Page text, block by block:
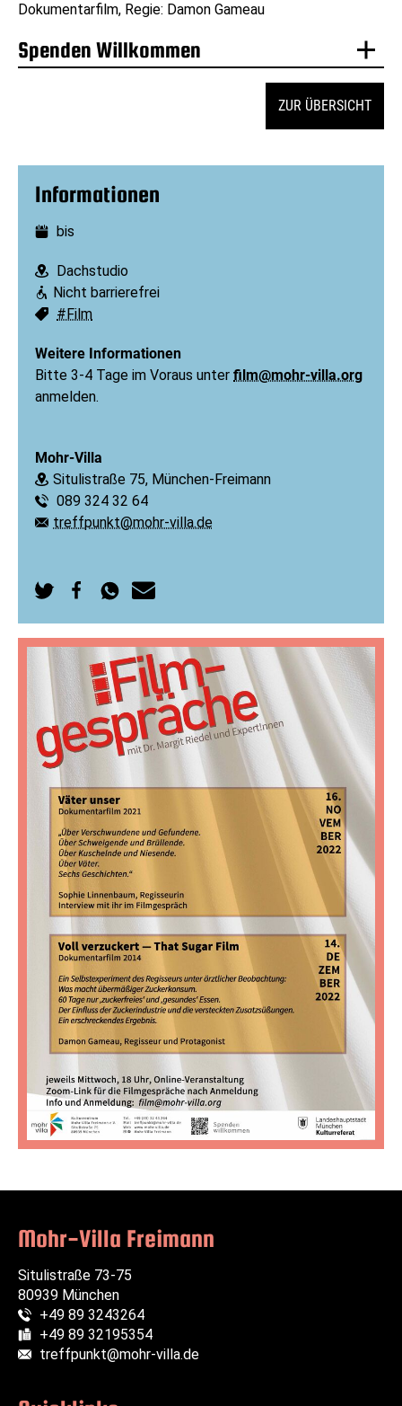
Dokumentarfilm, Regie: Damon Gameau
Spenden Willkommen
ZUR ÜBERSICHT
Informationen
Datum:
bis
Ort:
Dachstudio
Barrierefreiheit:
Nicht barrierefrei
Schlagworte:
#Film
Weitere Informationen
Bitte 3-4 Tage im Voraus unterfilm@mohr-villa.org
anmelden.
Mohr-Villa
Ort:
Situlistraße 75, München-Freimann
Telefon:
089 324 32 64
E-Mail:
treffpunkt@mohr-villa.de
Twitter
teilen
Facebook
teilen
WhatsApp
senden
E-
Mail
senden
Mohr-Villa Freimann
Situlistraße 73-75
80939 München
Telefon:
+49 89 3243264
Fax:
+49 89 32195354
E-Mail:
treffpunkt@mohr-villa.de